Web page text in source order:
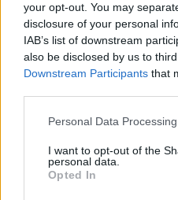
your opt-out. You may
disclosure of your personal
IAB’s list of downstream
also be disclosed by us to
Downstream Participants that
Personal Data
I want to opt-out of the
personal data.
Opted In